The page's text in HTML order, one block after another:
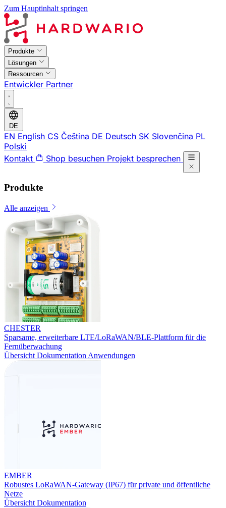
Zum Hauptinhalt springen
Produkte
Lösungen
Ressourcen
Entwickler Partner
DE
EN English CS Čeština DE Deutsch SK Slovenčina PL
Polski
Kontakt
Shop besuchen Projekt besprechen
Produkte
Alle anzeigen
CHESTER
Sparsame, erweiterbare LTE/LoRaWAN/BLE-Plattform für die
Fernüberwachung
Übersicht Dokumentation Anwendungen
EMBER
Robustes LoRaWAN-Gateway (IP67) für private und öffentliche
Netze
Übersicht Dokumentation